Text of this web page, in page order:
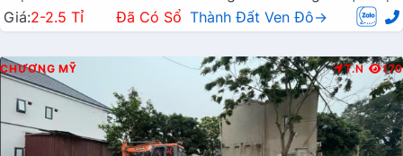
Giá:2-2.5 Tỉ Đã Có Sổ Thành Đất Ven Đô→
CHƯƠNG MỸ T.N 170